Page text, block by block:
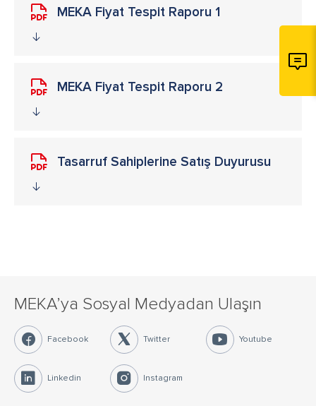
MEKA Fiyat Tespit Raporu 1
MEKA Fiyat Tespit Raporu 2
Tasarruf Sahiplerine Satış Duyurusu
MEKA’ya Sosyal Medyadan Ulaşın
Facebook Twitter Youtube
Linkedin Instagram